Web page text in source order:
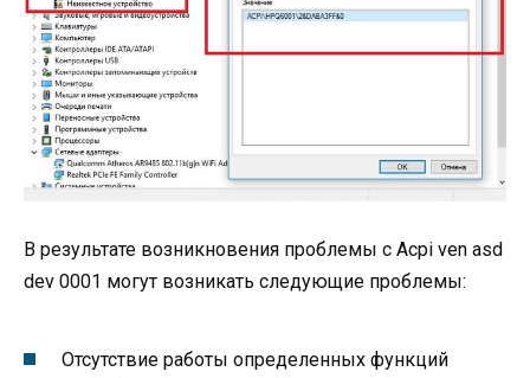
В результате возникновения проблемы с Acpi ven asd
dev 0001 могут возникать следующие проблемы:
Отсутствие работы определенных функций